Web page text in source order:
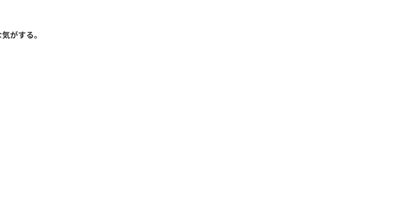
がする。